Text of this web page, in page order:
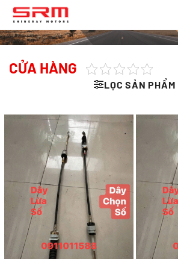
Chuyển
đến
nội
CỬA HÀNG
LỌC SẢN PHẨM